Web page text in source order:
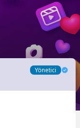
Yönetici